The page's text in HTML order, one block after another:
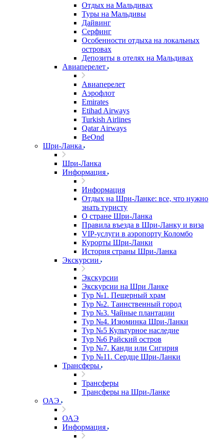
Отдых на Мальдивах
Туры на Мальдивы
Дайвинг
Серфинг
Особенности отдыха на локальных
островах
Депозиты в отелях на Мальдивах
Авиаперелет
Авиаперелет
Аэрофлот
Emirates
Etihad Airways
Turkish Airlines
Qatar Airways
BeOnd
Шри-Ланка
Шри-Ланка
Информация
Информация
Отдых на Шри-Ланке: все, что нужно
знать туристу
О стране Шри-Ланка
Правила въезда в Шри-Ланку и виза
VIP-услуги в аэропорту Коломбо
Курорты Шри-Ланки
История страны Шри-Ланка
Экскурсии
Экскурсии
Экскурсии на Шри Ланке
Тур №1. Пещерный храм
Тур №2. Таинственный город
Тур №3. Чайные плантации
Тур №4. Изюминка Шри-Ланки
Тур №5 Культурное наследие
Тур №6 Райский остров
Тур №7. Канди или Сигирия
Тур №11. Сердце Шри-Ланки
Трансферы
Трансферы
Tрансферы на Шри-Ланке
ОАЭ
ОАЭ
Информация